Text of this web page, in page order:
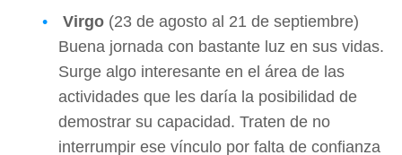
Virgo (23 de agosto al 21 de septiembre)
Buena jornada con bastante luz en sus vidas.
Surge algo interesante en el área de las
actividades que les daría la posibilidad de
demostrar su capacidad. Traten de no
interrumpir ese vínculo por falta de confianza